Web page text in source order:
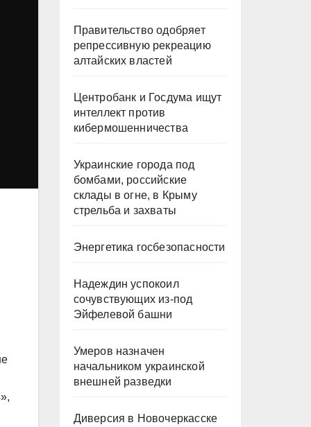
Правительство одобряет
репрессивную рекреацию
алтайских властей
Центробанк и Госдума ищут
интеллект против
кибермошенничества
Украинские города под
бомбами, российские
склады в огне, в Крыму
стрельба и захваты
Энергетика госбезопасности
Надеждин успокоил
сочувствующих из-под
Эйфелевой башни
Умеров назначен
начальником украинской
внешней разведки
Диверсия в Новочеркасске